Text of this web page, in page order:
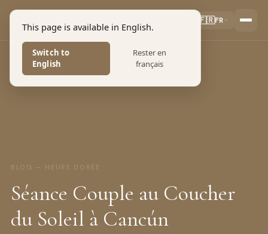
This page is available in English.
Switch to
English
Rester en
français
PHOTOGRAPHERS
🇫🇷FR
BLOG — HEURE DORÉE
Séance Couple au Coucher
du Soleil à Cancún